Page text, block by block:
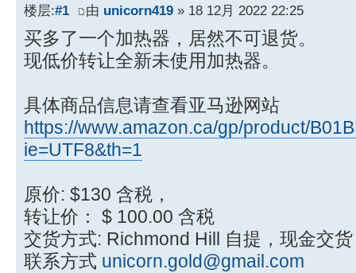
楼层:#1 由 unicorn419 » 18 12月 2022 22:25
买多了一个加热器，居然不可退货。
现低价转让全新未使用加热器。
具体商品信息请查看亚马逊网站
https://www.amazon.ca/gp/product/
ie=UTF8&th=1
原价: $130 含税，
转让价： $ 100.00 含税
交货方式: Richmond Hill 自提，现金交货
联系方式 unicorn.gold@gmail.com